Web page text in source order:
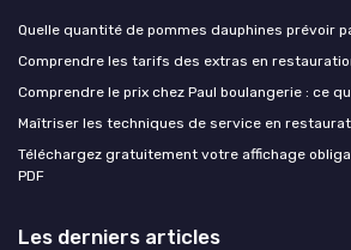
Quelle quantité de pommes dauphines prévoir
Comprendre les tarifs des extras en
Comprendre le prix chez Paul boulangerie : ce
Maîtriser les techniques de service en
Téléchargez gratuitement votre affichage
PDF
Les derniers articles